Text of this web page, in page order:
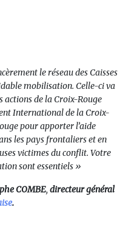
le réseau des Caisses
mobilisation. Celle-ci va
actions de la Croix-Rouge
International de la Croix-
pour apporter l’aide
les pays frontaliers et en
victimes du conflit. Votre
sont essentiels »
COMBE, directeur général
.